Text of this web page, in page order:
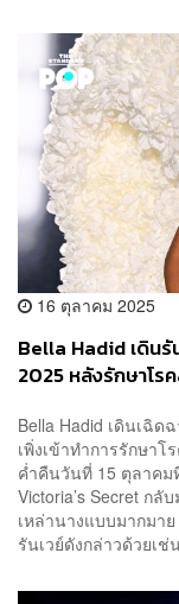
16 ตุลาคม 2025
Bella Hadid เดิน
2025 หลังรักษาโร
Bella Hadid เดินเฉิด
เพิ่งเข้าทำการรักษา
ค่ำคืนวันที่ 15 ตุลาคม
Victoria’s Secret ก
เหล่านางแบบมากมา
รันเวย์ดังกล่าวด้วยเช่